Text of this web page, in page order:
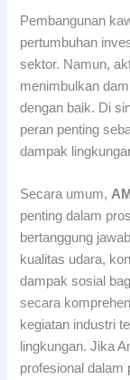
Pembangunan
pertumbuhan
sektor. Namun,
menimbulkan
dengan baik. Di
peran penting
dampak
Secara umum,
penting dalam
bertanggung
kualitas udara,
dampak sosial
secara
kegiatan industri
lingkungan. Jika
profesional dalam